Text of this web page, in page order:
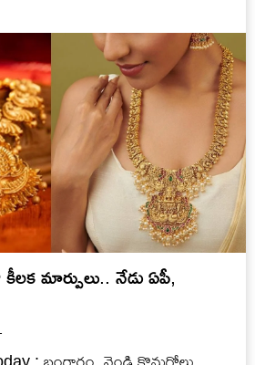
మార్పులు.. నేడు ఏపీ,
: బంగారం, వెండి కొనుగోలు